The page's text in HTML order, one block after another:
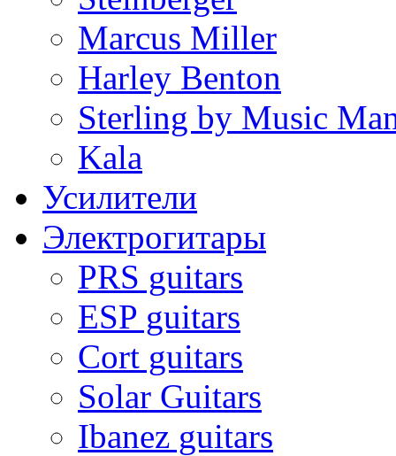
Marcus Miller
Harley Benton
Sterling by Music
Kala
Усилители
Электрогитары
PRS guitars
ESP guitars
Cort guitars
Solar Guitars
Ibanez guitars